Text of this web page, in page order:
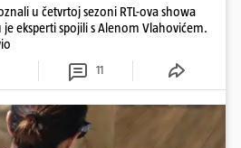
u četvrtoj sezoni RTL-ova showa
eksperti spojili s Alenom Vlahovićem.
11